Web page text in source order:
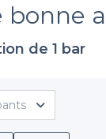
bonne
de 1 bar